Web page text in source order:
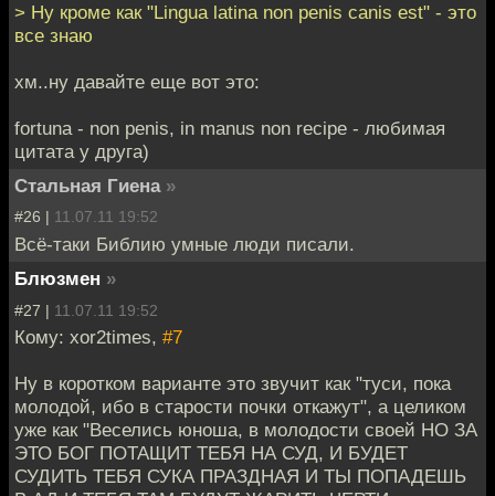
> Ну кроме как "Lingua latina non penis canis est" - это
все знаю
хм..ну давайте еще вот это:
fortuna - non penis, in manus non recipe - любимая
цитата у друга)
Стальная Гиена »
#26 | 11.07.11 19:52
Всё-таки Библию умные люди писали.
Блюзмен »
#27 | 11.07.11 19:52
Кому: xor2times, #7
Ну в коротком варианте это звучит как "туси, пока
молодой, ибо в старости почки откажут", а целиком
уже как "Веселись юноша, в молодости своей НО ЗА
ЭТО БОГ ПОТАЩИТ ТЕБЯ НА СУД, И БУДЕТ
СУДИТЬ ТЕБЯ СУКА ПРАЗДНАЯ И ТЫ ПОПАДЕШЬ